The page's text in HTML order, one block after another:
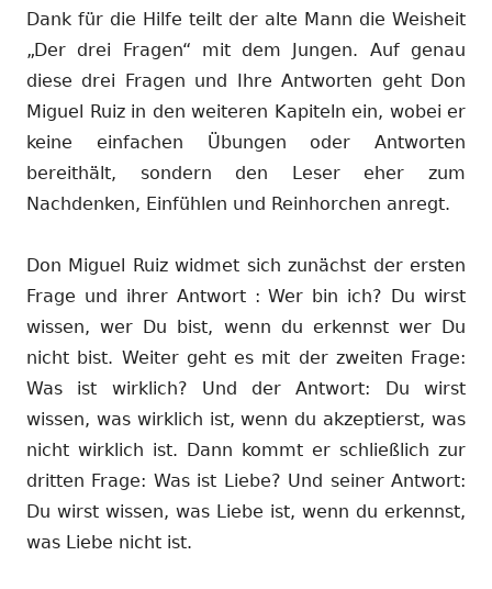
Dank für die Hilfe teilt der alte Mann die Weisheit
„Der drei Fragen“ mit dem Jungen. Auf genau
diese drei Fragen und Ihre Antworten geht Don
Miguel Ruiz in den weiteren Kapiteln ein, wobei er
keine einfachen Übungen oder Antworten
bereithält, sondern den Leser eher zum
Nachdenken, Einfühlen und Reinhorchen anregt.
Don Miguel Ruiz widmet sich zunächst der ersten
Frage und ihrer Antwort : Wer bin ich? Du wirst
wissen, wer Du bist, wenn du erkennst wer Du
nicht bist. Weiter geht es mit der zweiten Frage:
Was ist wirklich? Und der Antwort: Du wirst
wissen, was wirklich ist, wenn du akzeptierst, was
nicht wirklich ist. Dann kommt er schließlich zur
dritten Frage: Was ist Liebe? Und seiner Antwort:
Du wirst wissen, was Liebe ist, wenn du erkennst,
was Liebe nicht ist.